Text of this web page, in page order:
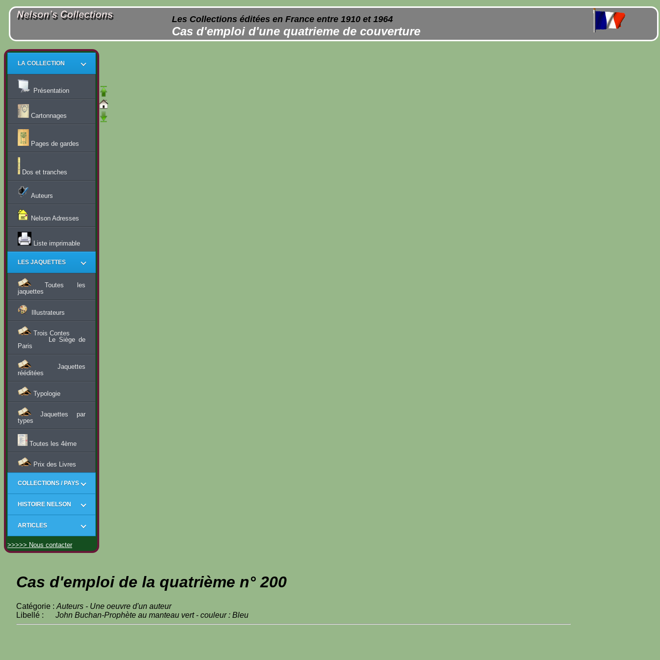
Les Collections éditées en France entre 1910 et 1964
Cas d'emploi d'une quatrieme de couverture
LA COLLECTION
Présentation
Cartonnages
Pages de gardes
Dos et tranches
Auteurs
Nelson Adresses
Liste imprimable
LES JAQUETTES
Toutes les
jaquettes
Illustrateurs
Trois Contes
Le Siège de
Paris
Jaquettes
rééditées
Typologie
Jaquettes par
types
Toutes les 4ème
Prix des Livres
COLLECTIONS / PAYS
HISTOIRE NELSON
ARTICLES
>>>>> Nous contacter
Cas d'emploi de la quatrième n° 200
Catégorie : Auteurs - Une oeuvre d'un auteur
Libellé : John Buchan-Prophète au manteau vert - couleur : Bleu